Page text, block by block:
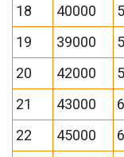
18
40000
19
39000
20
42000
21
43000
22
45000